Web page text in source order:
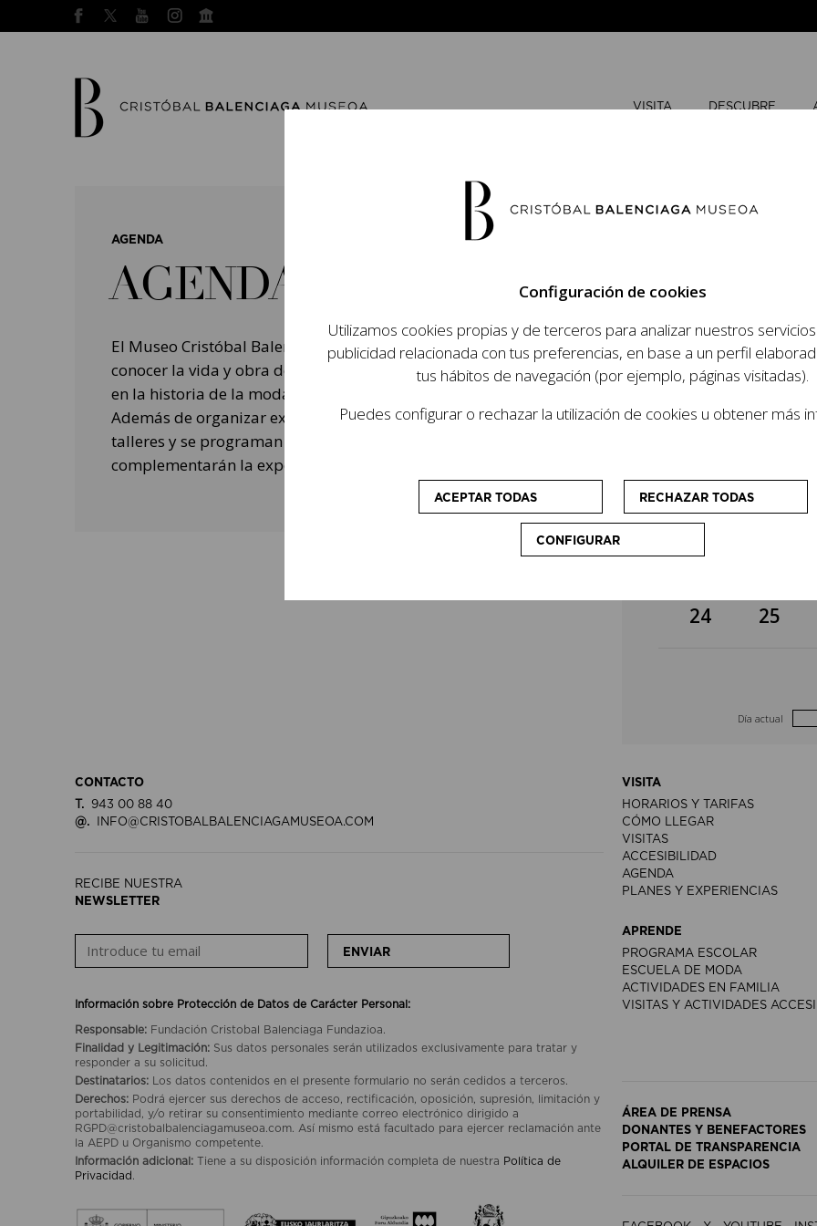
VISITA DESCUBRE
AGENDA
AGENDA
El Museo Cristóbal Balenciaga tiene como objetivo dar a
conocer la vida y obra del prestigioso modista, su relevancia
en la historia de la moda, y la contemporaneidad de su legado.
Además de organizar exposiciones, se realizan cursos y
talleres y se programan actividades de ocio que
complementarán la experiencia de las personas visitantes.
3 4
10 11
17
24 25
Día actual
CONTACTO
T.
943 00 88 40
@.
INFO@CRISTOBALBALENCIAGAMUSEOA.COM
RECIBE NUESTRA
NEWSLETTER
ENVIAR
Información sobre Protección de Datos de Carácter Personal:
Responsable: Fundación Cristobal Balenciaga Fundazioa.
Finalidad y Legitimación: Sus datos personales serán utilizados exclusivamente para tratar y
responder a su solicitud.
Destinatarios:
Los datos contenidos en el presente formulario no serán cedidos a terceros.
Derechos: Podrá ejercer sus derechos de acceso, rectificación, oposición, supresión, limitación y
portabilidad, y/o retirar su consentimiento mediante correo electrónico dirigido a
RGPD@cristobalbalenciagamuseoa.com. Así mismo está facultado para ejercer reclamación ante
la AEPD u Organismo competente.
Información adicional: Tiene a su disposición información completa de nuestra Política de
Privacidad .
VISITA
HORARIOS Y TARIFAS
CÓMO LLEGAR
VISITAS
ACCESIBILIDAD
AGENDA
PLANES Y EXPERIENCIAS
APRENDE
PROGRAMA ESCOLAR
ESCUELA DE MODA
ACTIVIDADES EN FAMILIA
VISITAS Y ACTIVIDADES
ÁREA DE PRENSA
DONANTES Y BENEFACTORES
PORTAL DE TRANSPARENCIA
ALQUILER DE ESPACIOS
Configuración de cookies
Utilizamos cookies propias y de terceros para analizar nuestros
publicidad relacionada con tus preferencias, en base a un perfil
tus hábitos de navegación (por ejemplo, páginas visitadas).
Puedes configurar o rechazar la utilización de cookies u obtener más
ACEPTAR TODAS RECHAZAR TODAS
CONFIGURAR